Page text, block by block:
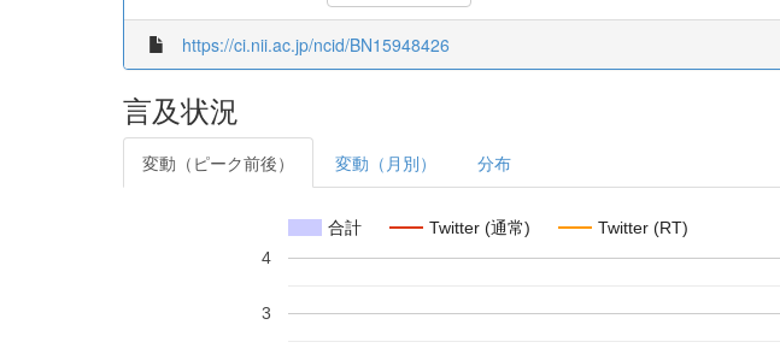
https://ci.nii.ac.jp/ncid/BN15948426
言及状況
変動（ピーク前後） 変動（月別） 分布
合計 Twitter (通常) Twitter (RT)
3
4